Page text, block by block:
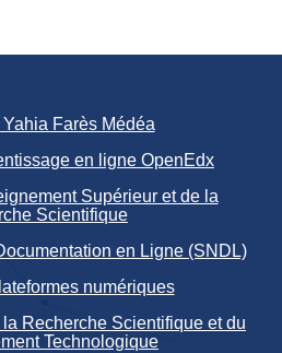
Farès Médéa
en ligne OpenEdx
Supérieur et de la
Scientifique
en Ligne (SNDL)
numériques
Recherche Scientifique et du
Technologique